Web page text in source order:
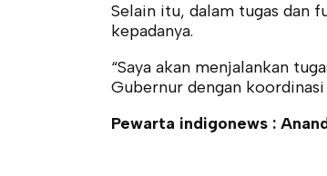
Selain itu, dalam tugas dan
kepadanya.
“Saya akan menjalankan
Gubernur dengan koordinasi
Pewarta indigonews :